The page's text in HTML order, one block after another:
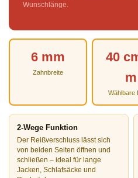
Wunschlänge.
6 mm
Zahnbreite
40
m
Wählbare
2-Wege Funktion
Der Reißverschluss lässt sich
von beiden Seiten öffnen und
schließen – ideal für lange
Jacken, Schlafsäcke und